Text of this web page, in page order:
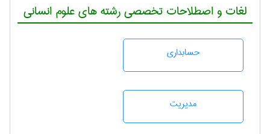
لغات و اصطلاحات تخصصی رشته های علوم انسانی
حسابداری
مديريت